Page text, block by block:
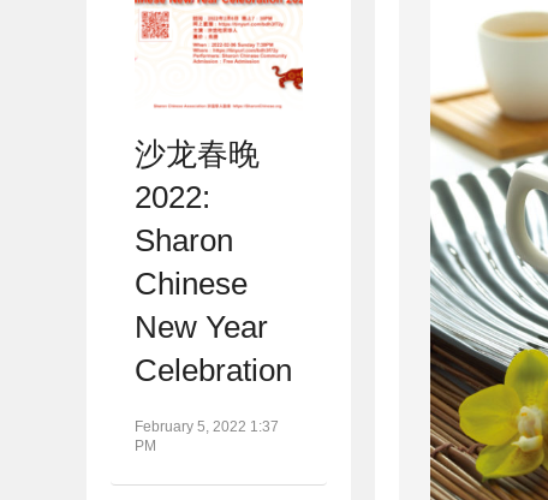
沙龙春晚
2022:
Sharon
Chinese
New Year
Celebration
February 5, 2022 1:37
PM